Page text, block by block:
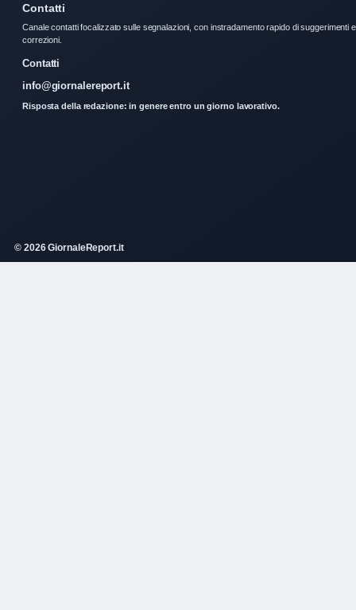
Contatti
Canale contatti focalizzato sulle segnalazioni, con instradamento rapido di suggerimenti e
correzioni.
Contatti
info@giornalereport.it
Risposta della redazione: in genere entro un giorno lavorativo.
© 2026 GiornaleReport.it